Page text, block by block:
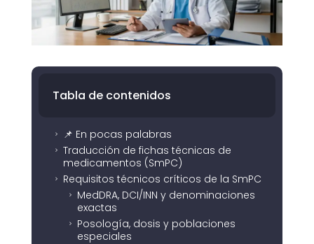
Tabla de contenidos
5 📌 En pocas palabras
5
Traducción de fichas técnicas de
medicamentos (SmPC)
5 Requisitos técnicos críticos de la SmPC
5
MedDRA, DCI/INN y denominaciones
exactas
5
Posología, dosis y poblaciones
especiales